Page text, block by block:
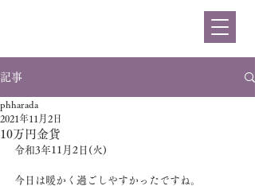
記事
10万円金貨
phharada
2021年11月2日
令和3年11月2日(火)
今日は暖かく過ごしやすかったですね。